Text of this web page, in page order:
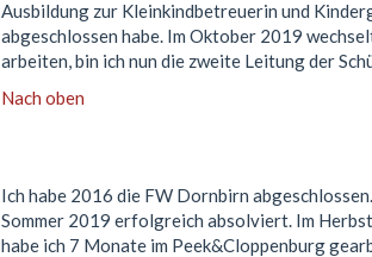
Ausbildung zur Kleinkindbetreuerin und
abgeschlossen habe. Im Oktober 2019
arbeiten, bin ich nun die zweite Leitung der
Nach oben
Ich habe 2016 die FW Dornbirn
Sommer 2019 erfolgreich absolviert. Im
habe ich 7 Monate im Peek&Cloppenburg